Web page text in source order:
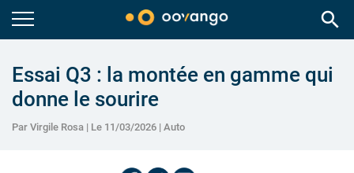
search
Essai Q3 : la montée en gamme qui
donne le sourire
Par Virgile Rosa | Le 11/03/2026 | Auto